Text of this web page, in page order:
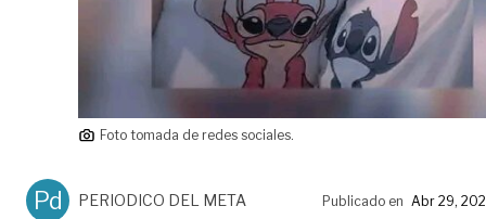
Foto tomada de redes sociales.
Pd PERIODICO DEL META Publicado en Abr 29,